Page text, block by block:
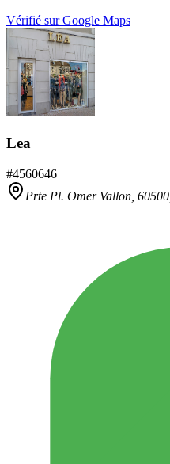
Vérifié sur Google Maps
Lea
#4560646
Prte Pl. Omer Vallon, 60500